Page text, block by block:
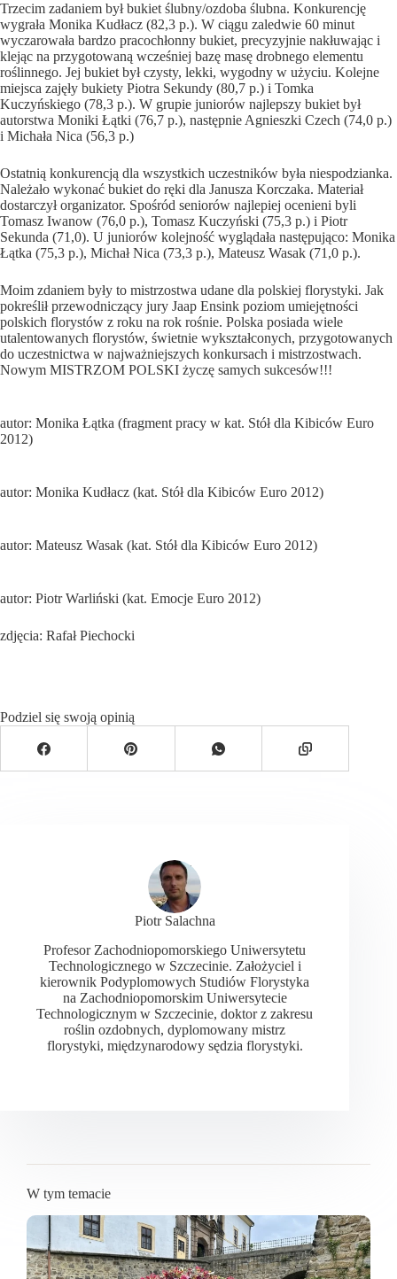
Trzecim zadaniem był bukiet ślubny/ozdoba ślubna. Konkurencję
wygrała Monika Kudłacz (82,3 p.). W ciągu zaledwie 60 minut
wyczarowała bardzo pracochłonny bukiet, precyzyjnie nakłuwając i
klejąc na przygotowaną wcześniej bazę masę drobnego elementu
roślinnego. Jej bukiet był czysty, lekki, wygodny w użyciu. Kolejne
miejsca zajęły bukiety Piotra Sekundy (80,7 p.) i Tomka
Kuczyńskiego (78,3 p.). W grupie juniorów najlepszy bukiet był
autorstwa Moniki Łątki (76,7 p.), następnie Agnieszki Czech (74,0 p.)
i Michała Nica (56,3 p.)
Ostatnią konkurencją dla wszystkich uczestników była niespodzianka.
Należało wykonać bukiet do ręki dla Janusza Korczaka. Materiał
dostarczył organizator. Spośród seniorów najlepiej ocenieni byli
Tomasz Iwanow (76,0 p.), Tomasz Kuczyński (75,3 p.) i Piotr
Sekunda (71,0). U juniorów kolejność wyglądała następująco: Monika
Łątka (75,3 p.), Michał Nica (73,3 p.), Mateusz Wasak (71,0 p.).
Moim zdaniem były to mistrzostwa udane dla polskiej florystyki. Jak
pokreślił przewodniczący jury Jaap Ensink poziom umiejętności
polskich florystów z roku na rok rośnie. Polska posiada wiele
utalentowanych florystów, świetnie wykształconych, przygotowanych
do uczestnictwa w najważniejszych konkursach i mistrzostwach.
Nowym MISTRZOM POLSKI życzę samych sukcesów!!!
autor: Monika Łątka (fragment pracy w kat. Stół dla Kibiców Euro
2012)
autor: Monika Kudłacz (kat. Stół dla Kibiców Euro 2012)
autor: Mateusz Wasak (kat. Stół dla Kibiców Euro 2012)
autor: Piotr Warliński (kat. Emocje Euro 2012)
zdjęcia: Rafał Piechocki
Podziel się swoją opinią
Piotr Salachna
Profesor Zachodniopomorskiego Uniwersytetu
Technologicznego w Szczecinie. Założyciel i
kierownik Podyplomowych Studiów Florystyka
na Zachodniopomorskim Uniwersytecie
Technologicznym w Szczecinie, doktor z zakresu
roślin ozdobnych, dyplomowany mistrz
florystyki, międzynarodowy sędzia florystyki.
W tym temacie